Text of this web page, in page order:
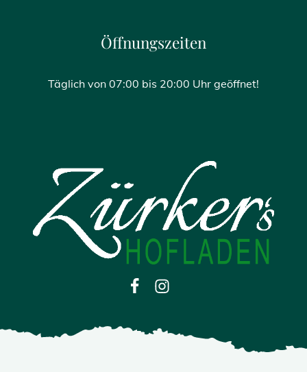
Öffnungszeiten
Täglich von 07:00 bis 20:00 Uhr geöffnet!